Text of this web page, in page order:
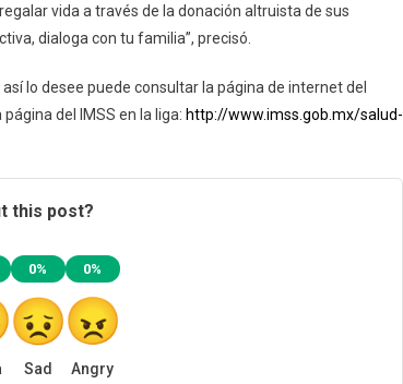
vida a través de la donación altruista de sus
dialoga con tu familia”, precisó.
lo desee puede consultar la página de internet del
página del IMSS en la liga: http://www.imss.gob.mx/salud-
this post?
0%
Sad
0%
Angry